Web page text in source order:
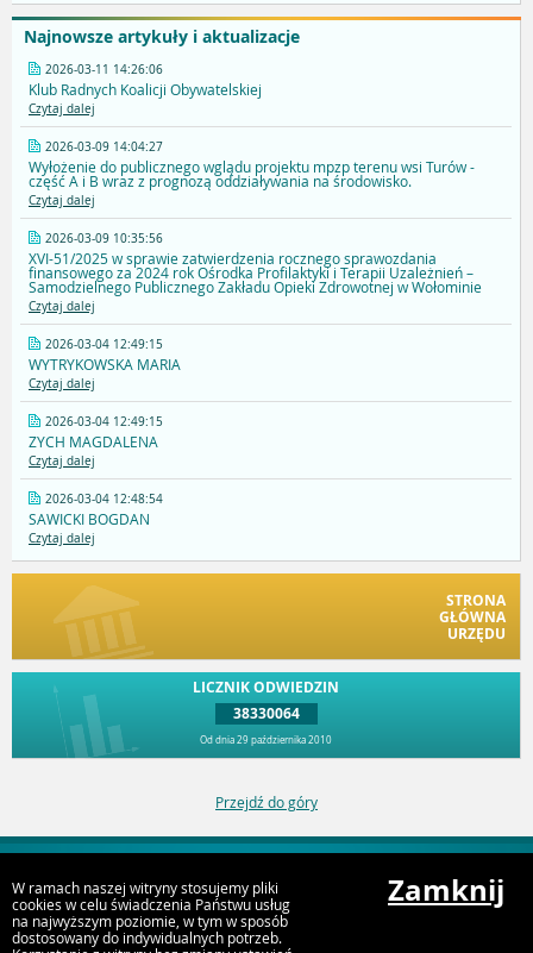
Najnowsze artykuły i aktualizacje
2026-03-11 14:26:06
Klub Radnych Koalicji Obywatelskiej
Czytaj dalej
2026-03-09 14:04:27
Wyłożenie do publicznego wglądu projektu mpzp terenu wsi Turów -
część A i B wraz z prognozą oddziaływania na środowisko.
Czytaj dalej
2026-03-09 10:35:56
XVI-51/2025 w sprawie zatwierdzenia rocznego sprawozdania
finansowego za 2024 rok Ośrodka Profilaktyki i Terapii Uzależnień –
Samodzielnego Publicznego Zakładu Opieki Zdrowotnej w Wołominie
Czytaj dalej
2026-03-04 12:49:15
WYTRYKOWSKA MARIA
Czytaj dalej
2026-03-04 12:49:15
ZYCH MAGDALENA
Czytaj dalej
2026-03-04 12:48:54
SAWICKI BOGDAN
Czytaj dalej
STRONA
GŁÓWNA
URZĘDU
LICZNIK ODWIEDZIN
38330064
Od dnia 29 października 2010
Przejdź do góry
Deklaracja dostępności
W ramach naszej witryny stosujemy pliki
cookies w celu świadczenia Państwu usług
na najwyższym poziomie, w tym w sposób
dostosowany do indywidualnych potrzeb.
Zamknij